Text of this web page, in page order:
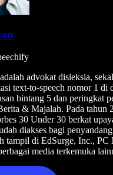
advokat disleksia,
text-to-speech nomor 1 di
bintang 5 dan peringkat
& Majalah. Pada tahun
30 Under 30 berkat
diakses bagi
tampil di EdSurge, Inc., PC
media terkemuka